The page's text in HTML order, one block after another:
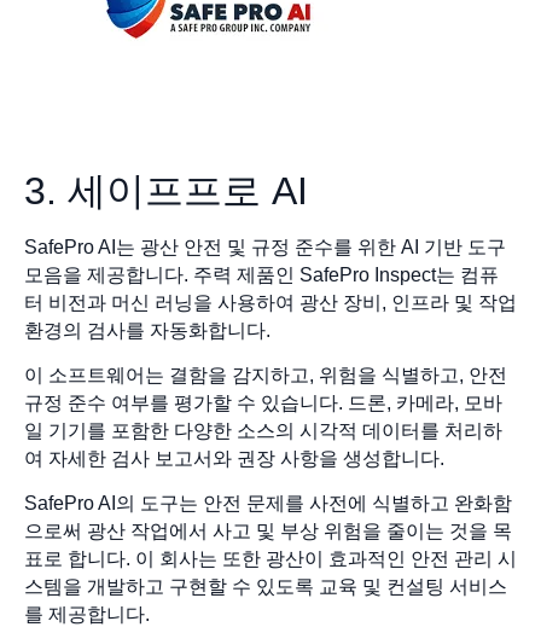
3. 세이프프로 AI
SafePro AI는 광산 안전 및 규정 준수를 위한 AI 기반 도구
모음을 제공합니다. 주력 제품인 SafePro Inspect는 컴퓨
터 비전과 머신 러닝을 사용하여 광산 장비, 인프라 및 작업
환경의 검사를 자동화합니다.
이 소프트웨어는 결함을 감지하고, 위험을 식별하고, 안전
규정 준수 여부를 평가할 수 있습니다. 드론, 카메라, 모바
일 기기를 포함한 다양한 소스의 시각적 데이터를 처리하
여 자세한 검사 보고서와 권장 사항을 생성합니다.
SafePro AI의 도구는 안전 문제를 사전에 식별하고 완화함
으로써 광산 작업에서 사고 및 부상 위험을 줄이는 것을 목
표로 합니다. 이 회사는 또한 광산이 효과적인 안전 관리 시
스템을 개발하고 구현할 수 있도록 교육 및 컨설팅 서비스
를 제공합니다.